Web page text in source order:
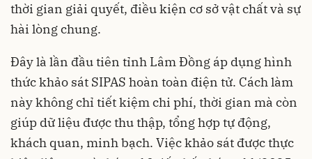
thời gian giải quyết, điều kiện cơ sở vật chất và sự
hài lòng chung.
Đây là lần đầu tiên tỉnh Lâm Đồng áp dụng hình
thức khảo sát SIPAS hoàn toàn điện tử. Cách làm
này không chỉ tiết kiệm chi phí, thời gian mà còn
giúp dữ liệu được thu thập, tổng hợp tự động,
khách quan, minh bạch. Việc khảo sát được thực